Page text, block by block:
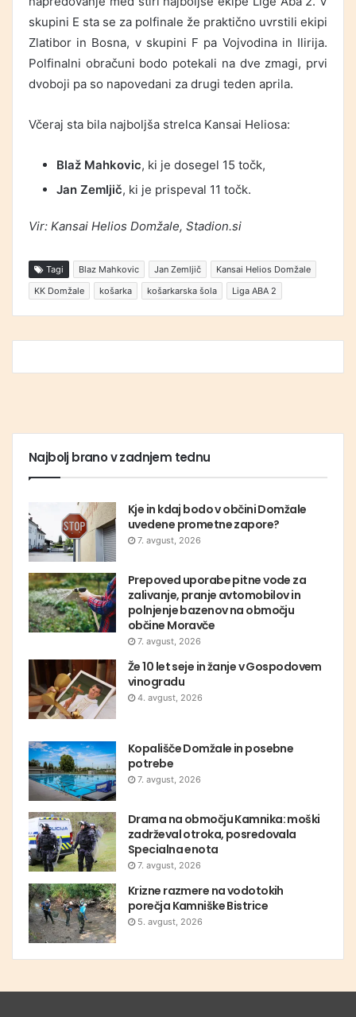
skupini E sta se za polfinale že praktično uvrstili ekipi
Zlatibor in Bosna, v skupini F pa Vojvodina in Ilirija.
Polfinalni obračuni bodo potekali na dve zmagi, prvi
dvoboji pa so napovedani za drugi teden aprila.
Včeraj sta bila najboljša strelca Kansai Heliosa:
Blaž Mahkovic, ki je dosegel 15 točk,
Jan Zemljič, ki je prispeval 11 točk.
Vir: Kansai Helios Domžale, Stadion.si
Tagi Blaz Mahkovic Jan Zemljič
Kansai Helios Domžale
KK Domžale
košarka košarkarska šola Liga ABA 2
Najbolj brano v zadnjem tednu
Kje in kdaj bodo v občini Domžale
uvedene prometne zapore?
7. avgust, 2026
Prepoved uporabe pitne vode za
zalivanje, pranje avtomobilov in
polnjenje bazenov na območju
občine Moravče
7. avgust, 2026
Že 10 let seje in žanje v Gospodovem
vinogradu
4. avgust, 2026
Kopališče Domžale in posebne
potrebe
7. avgust, 2026
Drama na območju Kamnika: moški
zadrževal otroka, posredovala
Specialna enota
7. avgust, 2026
Krizne razmere na vodotokih
porečja Kamniške Bistrice
5. avgust, 2026